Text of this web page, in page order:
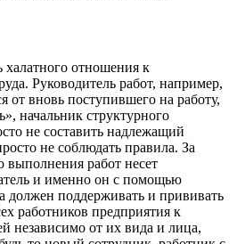
халатного отношения к
Руководитель работ, например,
от вновь поступившего на работу,
начальник структурного
не составить надлежащий
не соблюдать правила. За
выполнения работ несет
и именно он с помощью
должен поддерживать и прививать
работников предприятия к
независимо от их вида и лица,